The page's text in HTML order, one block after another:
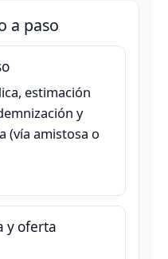
a paso
estimación
y
(vía amistosa o
y oferta